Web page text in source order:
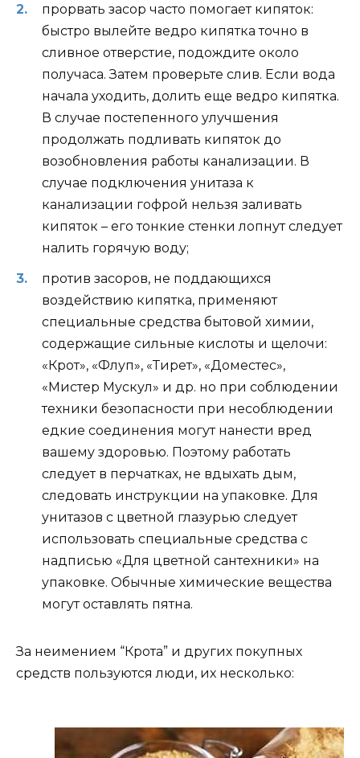
прорвать засор часто помогает кипяток:
быстро вылейте ведро кипятка точно в
сливное отверстие, подождите около
получаса. Затем проверьте слив. Если вода
начала уходить, долить еще ведро кипятка.
В случае постепенного улучшения
продолжать подливать кипяток до
возобновления работы канализации. В
случае подключения унитаза к
канализации гофрой нельзя заливать
кипяток – его тонкие стенки лопнут следует
налить горячую воду;
против засоров, не поддающихся
воздействию кипятка, применяют
специальные средства бытовой химии,
содержащие сильные кислоты и щелочи:
«Крот», «Флуп», «Тирет», «Доместес»,
«Мистер Мускул» и др. но при соблюдении
техники безопасности при несоблюдении
едкие соединения могут нанести вред
вашему здоровью. Поэтому работать
следует в перчатках, не вдыхать дым,
следовать инструкции на упаковке. Для
унитазов с цветной глазурью следует
использовать специальные средства с
надписью «Для цветной сантехники» на
упаковке. Обычные химические вещества
могут оставлять пятна.
За неимением “Крота” и других покупных
средств пользуются люди, их несколько: